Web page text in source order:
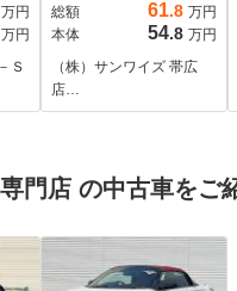
万円
万円
Ｓ
TV バックカメラ ETC
ドラレコ Bluetooth
接続 パーキングセン
サー キーレスエント
リー パワーシート オ
前後フォグランプ パ
止装置 盗難防
総額 61.8 万円
本体
54.8 万円
（株）サンワイズ 帯広
店…
門店 の中古車をご